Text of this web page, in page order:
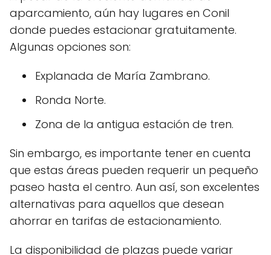
aparcamiento, aún hay lugares en Conil
donde puedes estacionar gratuitamente.
Algunas opciones son:
Explanada de María Zambrano.
Ronda Norte.
Zona de la antigua estación de tren.
Sin embargo, es importante tener en cuenta
que estas áreas pueden requerir un pequeño
paseo hasta el centro. Aun así, son excelentes
alternativas para aquellos que desean
ahorrar en tarifas de estacionamiento.
La disponibilidad de plazas puede variar